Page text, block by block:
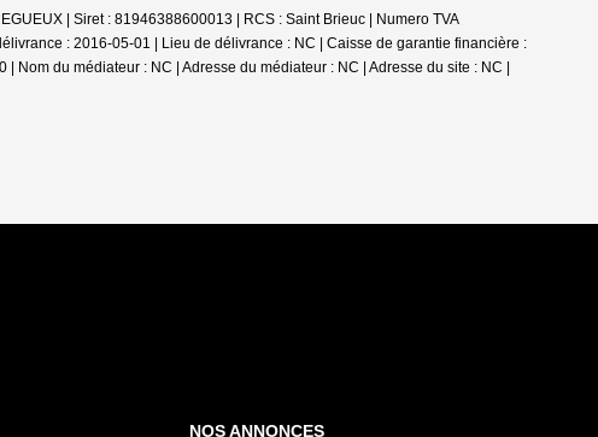
| Siret : 81946388600013 | RCS : Saint Brieuc | Numero TVA
: 2016-05-01 | Lieu de délivrance : NC | Caisse de garantie financière :
du médiateur : NC | Adresse du médiateur : NC | Adresse du site : NC |
NOS ANNONCES